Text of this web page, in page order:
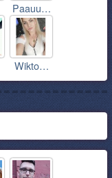
Paauu…
Wikto…